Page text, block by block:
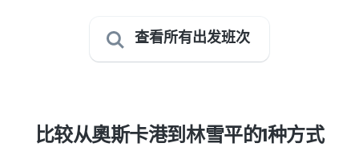
查看所有出发班次
比较从奧斯卡港到林雪平的1种方式